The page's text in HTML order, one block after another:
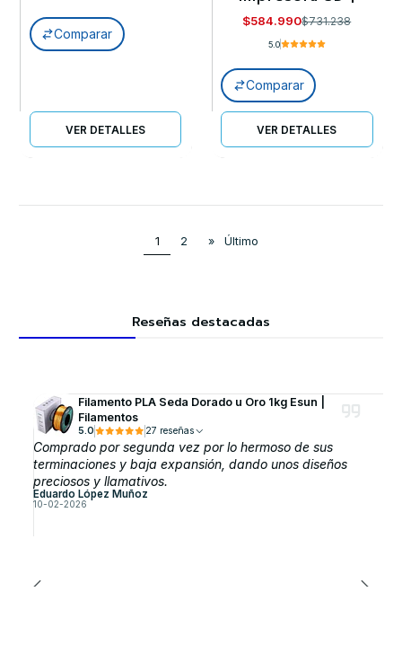
Comparar
VER DETALLES
$584.990$731.238
5.0
Comparar
VER DETALLES
1 2 » Último
Reseñas destacadas
Filamento PLA Seda Dorado u Oro 1kg Esun |
Filamentos
5.0 27 reseñas
Comprado por segunda vez por lo hermoso de sus
terminaciones y baja expansión, dando unos diseños
preciosos y llamativos.
Eduardo López Muñoz
10-02-2026